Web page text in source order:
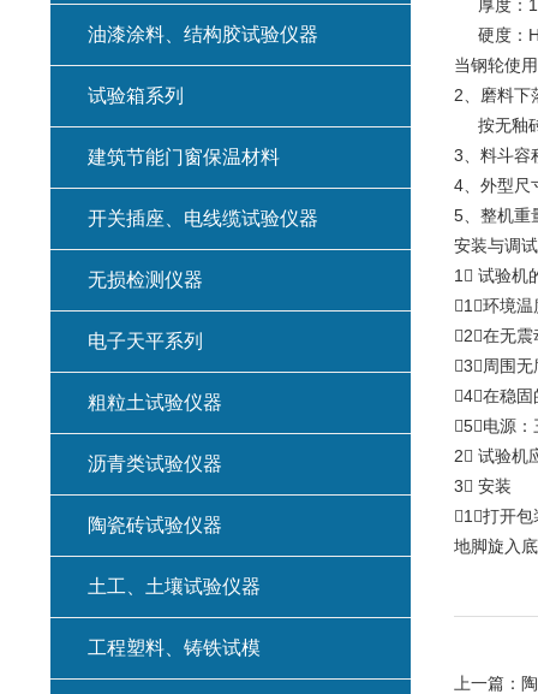
厚度：
硬度：
当钢轮使
2、磨料下
按无釉
3、料斗容
4、外型
5、整机重
安装与调
1 试验机
1环境
2在无
3周围
4在稳
5电源
2 试验机
3 安装
1打开
地脚旋入
上一篇：
油漆涂料、结构胶试验仪器
试验箱系列
建筑节能门窗保温材料
开关插座、电线缆试验仪器
无损检测仪器
电子天平系列
粗粒土试验仪器
沥青类试验仪器
陶瓷砖试验仪器
土工、土壤试验仪器
工程塑料、铸铁试模